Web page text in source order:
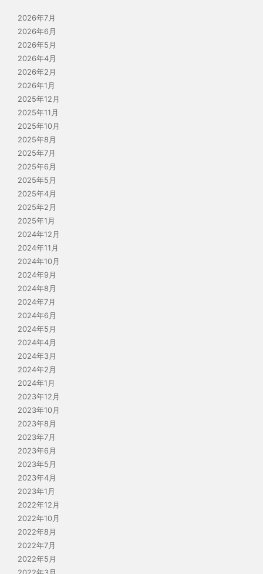
2026年7月
2026年6月
2026年5月
2026年4月
2026年2月
2026年1月
2025年12月
2025年11月
2025年10月
2025年8月
2025年7月
2025年6月
2025年5月
2025年4月
2025年2月
2025年1月
2024年12月
2024年11月
2024年10月
2024年9月
2024年8月
2024年7月
2024年6月
2024年5月
2024年4月
2024年3月
2024年2月
2024年1月
2023年12月
2023年10月
2023年8月
2023年7月
2023年6月
2023年5月
2023年4月
2023年1月
2022年12月
2022年10月
2022年8月
2022年7月
2022年5月